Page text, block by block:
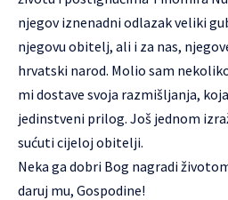
njegov iznenadni odlazak veliki
njegovu obitelj, ali i za nas,
hrvatski narod. Molio sam
mi dostave svoja razmišljanja,
jedinstveni prilog. Još jednom
sućuti cijeloj obitelji.
Neka ga dobri Bog nagradi
daruj mu, Gospodine!